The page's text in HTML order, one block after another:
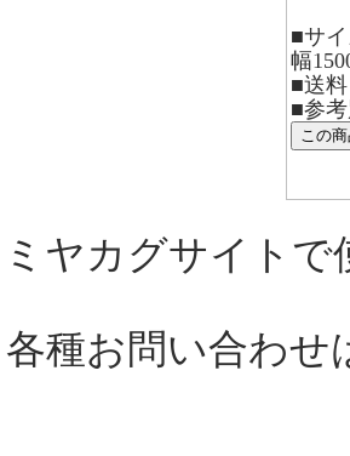
■サイ
幅
■送
■参考
ミヤカグサイト
各種お問い合わせ